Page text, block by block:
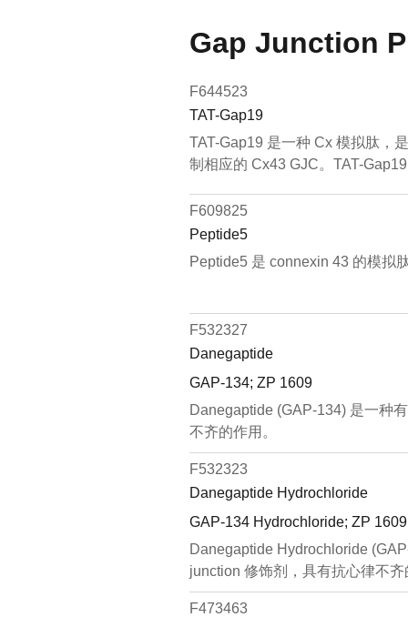
Gap Junction
F644523
TAT-Gap19
TAT-Gap19 是一种 Cx 模拟肽，
制相应的 Cx43 GJC。TAT-
F609825
Peptide5
Peptide5 是 connexin 43 的模拟
F532327
Danegaptide
GAP-134; ZP 1609
Danegaptide (GAP-134) 是一种
不齐的作用。
F532323
Danegaptide Hydrochloride
GAP-134 Hydrochloride; ZP
Danegaptide Hydrochloride
junction 修饰剂，具有抗心律不
F473463